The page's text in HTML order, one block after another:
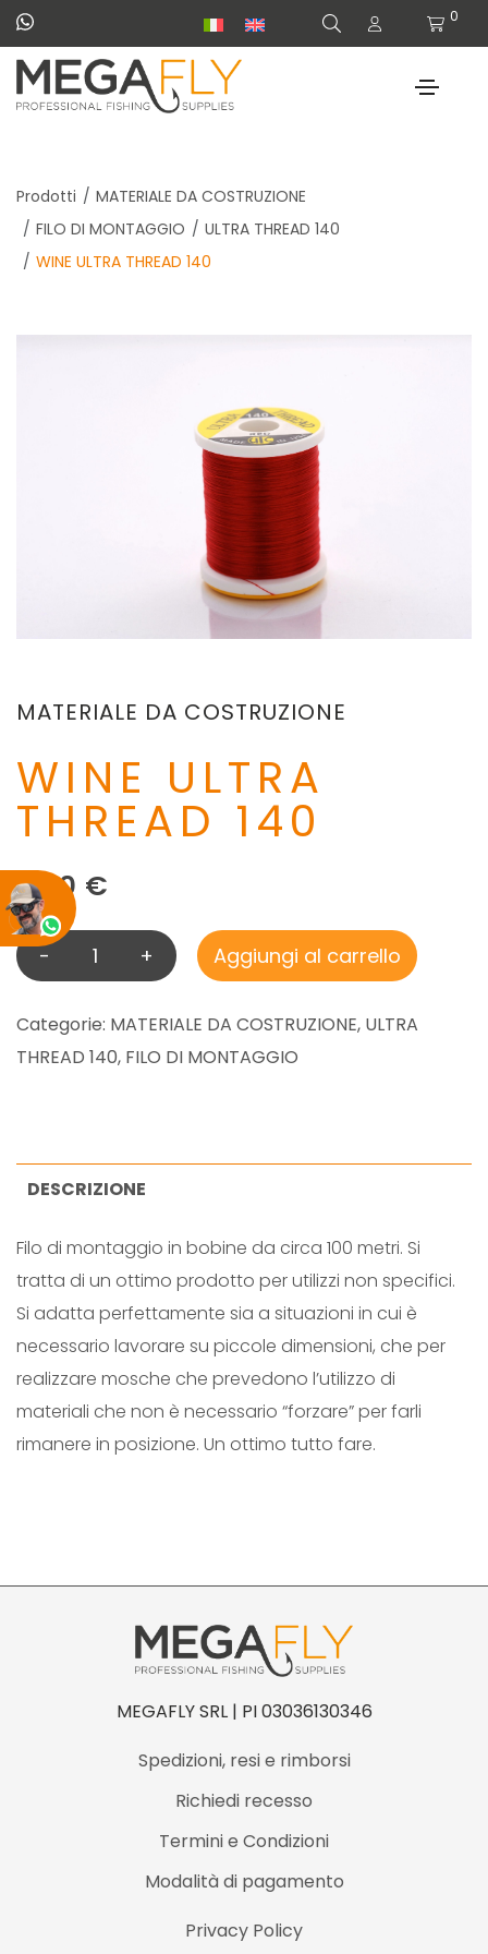
0
Prodotti
MATERIALE DA COSTRUZIONE
FILO DI MONTAGGIO
ULTRA THREAD 140
WINE ULTRA THREAD 140
MATERIALE DA COSTRUZIONE
WINE ULTRA
THREAD 140
2,00 €
W
I
N
E
R
T
H
R
E
A
D
1
- + Aggiungi al carrello
Categorie: MATERIALE DA COSTRUZIONE, ULTRA
THREAD 140, FILO DI MONTAGGIO
DESCRIZIONE
Filo di montaggio in bobine da circa 100 metri. Si
tratta di un ottimo prodotto per utilizzi non specifici.
Si adatta perfettamente sia a situazioni in cui è
necessario lavorare su piccole dimensioni, che per
realizzare mosche che prevedono l’utilizzo di
materiali che non è necessario “forzare” per farli
rimanere in posizione. Un ottimo tutto fare.
MEGAFLY SRL | PI 03036130346
Spedizioni, resi e rimborsi
Richiedi recesso
Termini e Condizioni
Modalità di pagamento
Privacy Policy